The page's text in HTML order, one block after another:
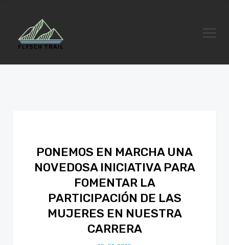
PONEMOS EN MARCHA UNA
NOVEDOSA INICIATIVA PARA
FOMENTAR LA
PARTICIPACIÓN DE LAS
MUJERES EN NUESTRA
CARRERA